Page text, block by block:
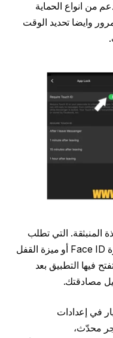
انواع الحماية
وايضا تحديد الوقت
المنبثقة. التي تطلب
السماح لتطبيق مسنجر باستخدام ميزة Face ID أو ميزة القفل
فيها التطبيق بعد
مصادقتك.
في إعدادات
محدّث،